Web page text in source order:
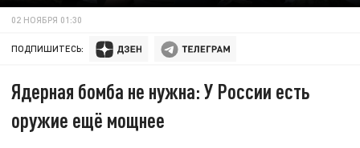
02 НОЯБРЯ 01:30
ПОДПИШИТЕСЬ:
Ядерная бомба не нужна: У России есть
оружие ещё мощнее